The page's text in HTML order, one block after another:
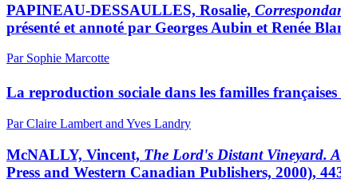
PAPINEAU-DESSAULLES, Rosalie,
présenté et annoté par Georges Aubin et Renée
Par Sophie Marcotte
La reproduction sociale dans les familles
Par Claire Lambert and Yves Landry
McNALLY, Vincent, The Lord's Distant Vineyard.
Press and Western Canadian Publishers, 2000),